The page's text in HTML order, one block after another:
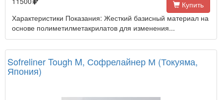
Купить
Характеристики Показания: Жесткий базисный материал на
основе полиметилметакрилатов для изменения...
Sofreliner Tough M, Софрелайнер М (Токуяма,
Япония)